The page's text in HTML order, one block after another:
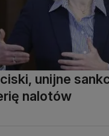
unijne
nalotów